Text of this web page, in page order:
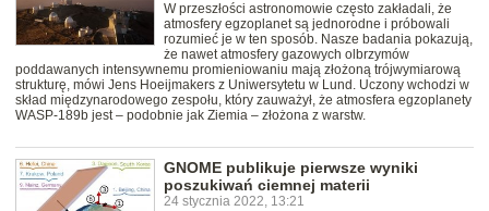
W przeszłości astronomowie często zakładali, że
atmosfery egzoplanet są jednorodne i próbowali
rozumieć je w ten sposób. Nasze badania pokazują,
że nawet atmosfery gazowych olbrzymów
poddawanych intensywnemu promieniowaniu mają złożoną trójwymiarową
strukturę, mówi Jens Hoeijmakers z Uniwersytetu w Lund. Uczony wchodzi w
skład międzynarodowego zespołu, który zauważył, że atmosfera egzoplanety
WASP-189b jest – podobnie jak Ziemia – złożona z warstw.
GNOME publikuje pierwsze wyniki
poszukiwań ciemnej materii
24 stycznia 2022, 13:21